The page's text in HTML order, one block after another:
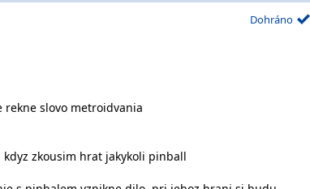
Dohráno
rekne slovo metroidvania
zkousim hrat jakykoli pinball